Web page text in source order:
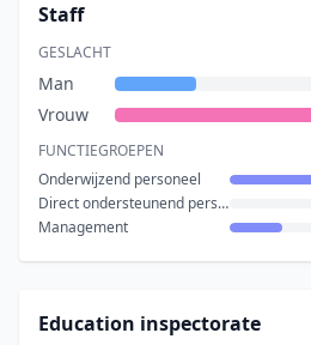
Staff
GESLACHT
Man
Vrouw
FUNCTIEGROEPEN
Onderwijzend personeel
Direct ondersteunend personeel
Management
Education inspectorate